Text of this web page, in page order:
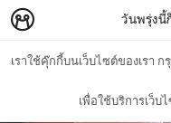
เราใช้คุ๊กกี้บนเว็บไซต์ของเรา
เพื่อใช้บริการเว็บ
วันพรุ่งนี้